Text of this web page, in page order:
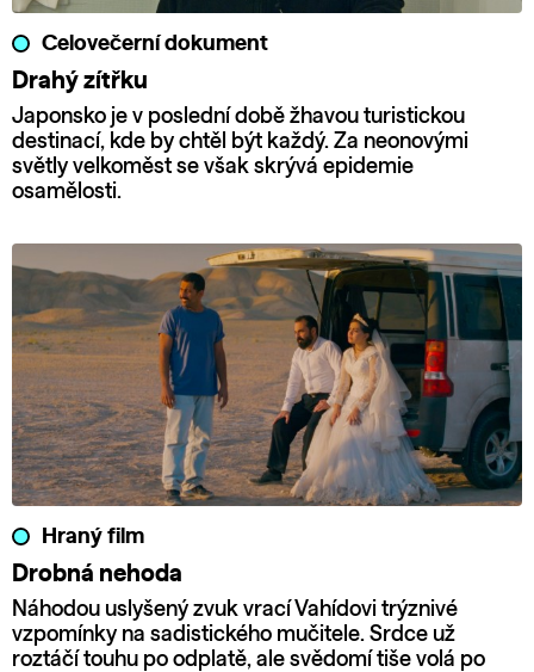
Celovečerní dokument
Drahý zítřku
Japonsko je v poslední době žhavou turistickou
destinací, kde by chtěl být každý. Za neonovými
světly velkoměst se však skrývá epidemie
osamělosti.
Hraný film
Drobná nehoda
Náhodou uslyšený zvuk vrací Vahídovi trýznivé
vzpomínky na sadistického mučitele. Srdce už
roztáčí touhu po odplatě, ale svědomí tiše volá po